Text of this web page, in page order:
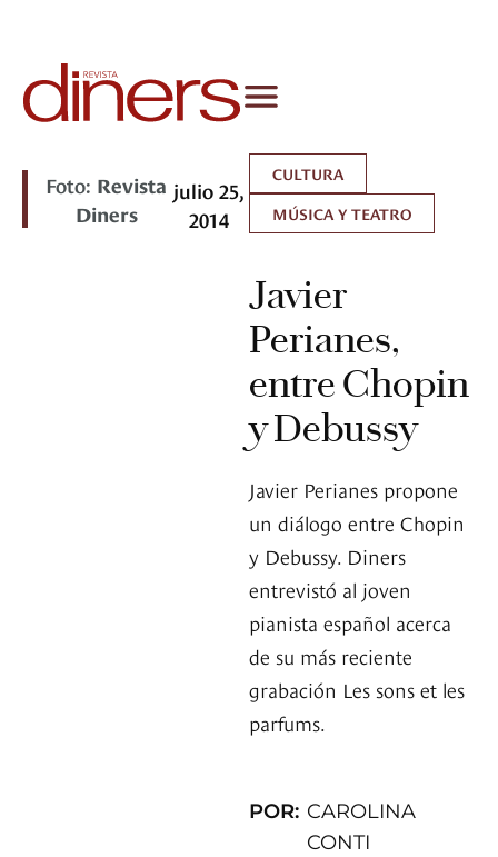
Foto: Revista
Diners
julio 25,
2014
CULTURA
MÚSICA Y TEATRO
Javier
Perianes,
entre Chopin
y Debussy
Javier Perianes propone
un diálogo entre Chopin
y Debussy. Diners
entrevistó al joven
pianista español acerca
de su más reciente
grabación Les sons et les
parfums.
POR: CAROLINA
CONTI